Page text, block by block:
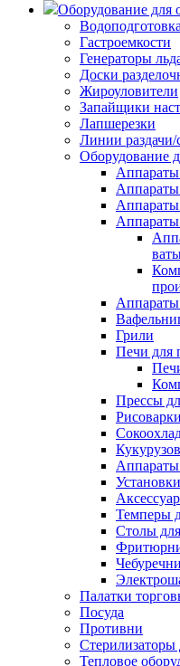
Оборудование для
Водоподготовка
Гастроемкости
Генераторы
Доски
Жироуловители
Запайщики
Лапшерезки
Линии
Оборудование
Аппараты
Аппараты
Аппараты
Грили
Печи для
Прессы
Рисоварки
Аппараты
Темперы
Столы
Палатки
Посуда
Противни
Стерилизаторы
Тепловое